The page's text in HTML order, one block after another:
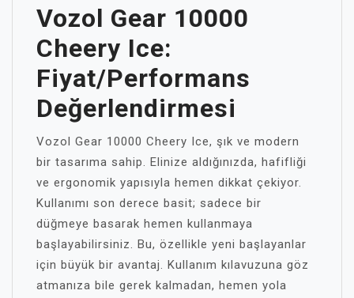
Vozol Gear 10000
Cheery Ice:
Fiyat/Performans
Değerlendirmesi
Vozol Gear 10000 Cheery Ice, şık ve modern
bir tasarıma sahip. Elinize aldığınızda, hafifliği
ve ergonomik yapısıyla hemen dikkat çekiyor.
Kullanımı son derece basit; sadece bir
düğmeye basarak hemen kullanmaya
başlayabilirsiniz. Bu, özellikle yeni başlayanlar
için büyük bir avantaj. Kullanım kılavuzuna göz
atmanıza bile gerek kalmadan, hemen yola